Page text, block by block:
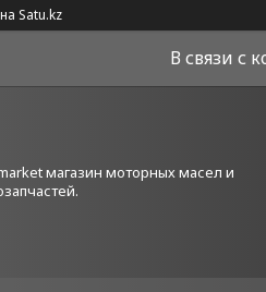
на Satu.kz
В связи с
магазин моторных масел и